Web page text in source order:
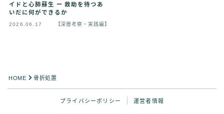
イドと心肺蘇生 ー 救助を待つあ
いだに何ができるか
2026.06.17 【深層考察・実践編】
HOME 骨折処置
プライバシーポリシー 運営者情報